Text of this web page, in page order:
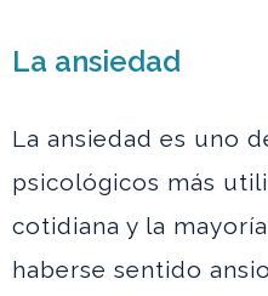
La ansiedad
La ansiedad es uno
psicológicos más
cotidiana y la
haberse sentido